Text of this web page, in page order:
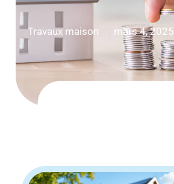
Travaux maison mars 4, 2025